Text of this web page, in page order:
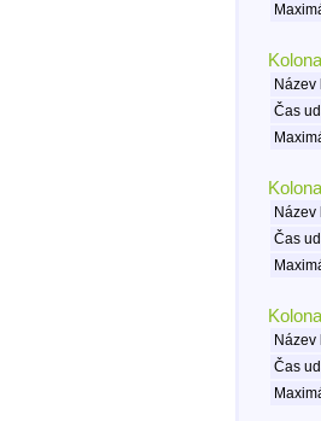
Název
Čas
Název
Čas
Název
Čas